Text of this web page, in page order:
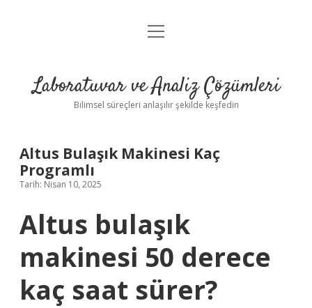
Anasayfa
Yasal Uyarı
menüyü
Laboratuvar ve Analiz Çözümleri
Bilimsel süreçleri anlaşılır şekilde keşfedin
Altus Bulaşık Makinesi Kaç
Programlı
Tarih: Nisan 10, 2025
Altus bulaşık
makinesi 50 derece
kaç saat sürer?